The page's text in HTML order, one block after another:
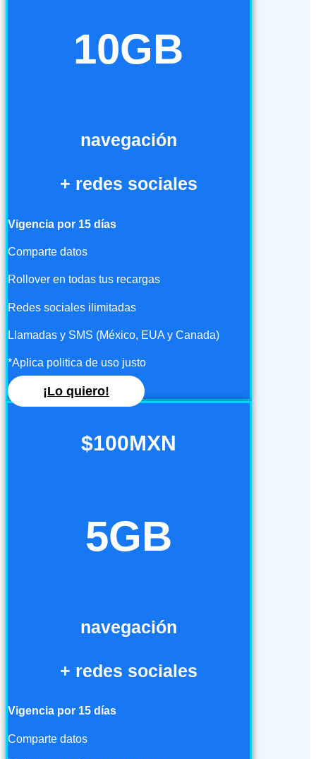
10GB
navegación
+ redes sociales
Vigencia por 15 días
Comparte datos
Rollover en todas tus recargas
Redes sociales ilimitadas
Llamadas y SMS (México, EUA y Canada)
*Aplica politica de uso justo
¡Lo quiero!
$100MXN
5GB
navegación
+ redes sociales
Vigencia por 15 días
Comparte datos